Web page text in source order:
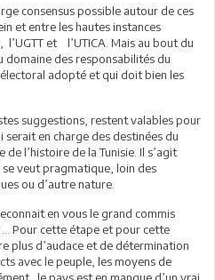
consensus possible autour de ces
et entre les hautes instances
et l’UTICA. Mais au bout du
domaine des responsabilités du
adopté et qui doit bien les
suggestions, restent valables pour
en charge des destinées du
l’histoire de la Tunisie. Il s’agit
veut pragmatique, loin des
ou d’autre nature.
en vous le grand commis
… Pour cette étape et pour cette
plus d’audace et de détermination
avec le peuple, les moyens de